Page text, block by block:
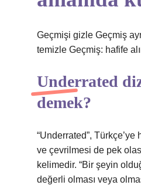
Geçmişi gizle Geçmiş
temizle Geçmiş: hafife
Underrated
demek?
“Underrated”,
ve çevrilmesi de pek
kelimedir. “Bir şeyin
değerli olması veya